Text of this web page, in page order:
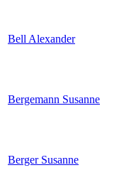
Bell Alexander
Bergemann Susanne
Berger Susanne